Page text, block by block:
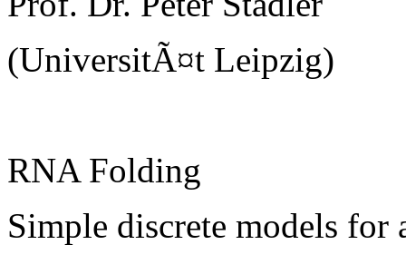
(UniversitÃ¤t Leipzig)
RNA Folding
Simple discrete models